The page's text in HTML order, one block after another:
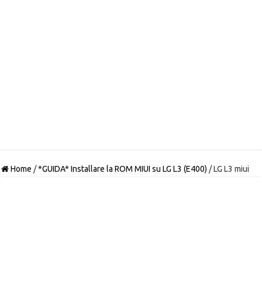
Home /*GUIDA* Installare la ROM MIUI su LG L3 (E400) /LG L3 miui